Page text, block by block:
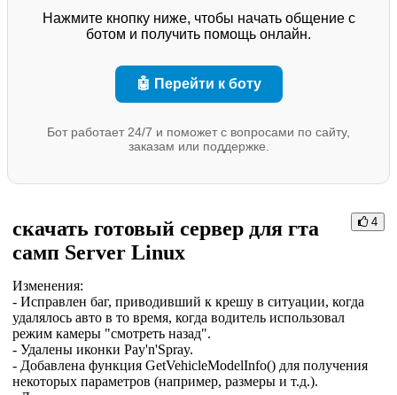
Нажмите кнопку ниже, чтобы начать общение с
ботом и получить помощь онлайн.
🤖 Перейти к боту
Бот работает 24/7 и поможет с вопросами по сайту,
заказам или поддержке.
4
скачать готовый сервер для гта
самп Server Linux
Изменения:
- Исправлен баг, приводивший к крешу в ситуации, когда
удалялось авто в то время, когда водитель использовал
режим камеры "смотреть назад".
- Удалены иконки Pay'n'Spray.
- Добавлена функция GetVehicleModelInfo() для получения
некоторых параметров (например, размеры и т.д.).